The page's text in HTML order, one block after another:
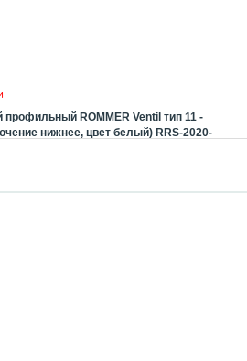
ROMMER Ventil тип 11 -
нижнее, цвет белый) RRS-2020-